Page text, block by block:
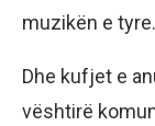
muzikën e tyre.
Dhe kufjet e
vështirë